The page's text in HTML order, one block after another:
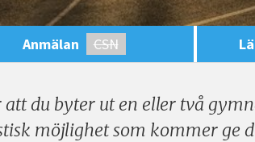
Anmälan CSN
du byter ut en eller två
möjlighet som kommer ge